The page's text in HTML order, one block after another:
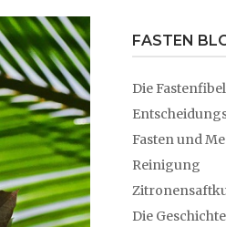
FASTEN
Die
Fasten und
Reinigung
Die